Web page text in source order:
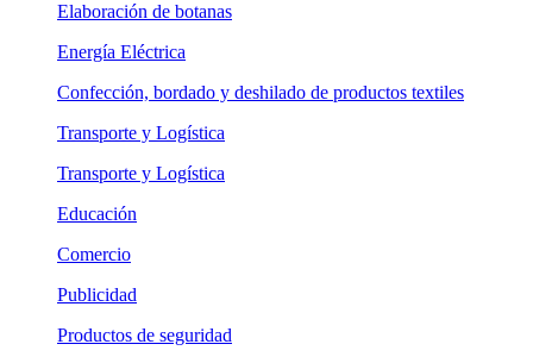
Elaboración de botanas
Energía Eléctrica
Confección, bordado y deshilado de productos textiles
Transporte y Logística
Transporte y Logística
Educación
Comercio
Publicidad
Productos de seguridad